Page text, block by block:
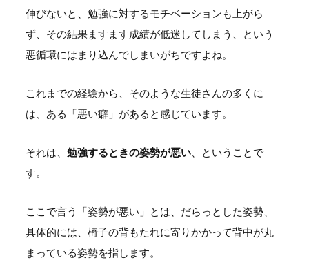
伸びないと、勉強に対するモチベーションも上がら
ず、その結果ますます成績が低迷してしまう、という
悪循環にはまり込んでしまいがちですよね。
これまでの経験から、そのような生徒さんの多くに
は、ある「悪い癖」があると感じています。
それは、 勉強するときの姿勢が悪い、ということで
す。
ここで言う「姿勢が悪い」とは、だらっとした姿勢、
具体的には、椅子の背もたれに寄りかかって背中が丸
まっている姿勢を指します。